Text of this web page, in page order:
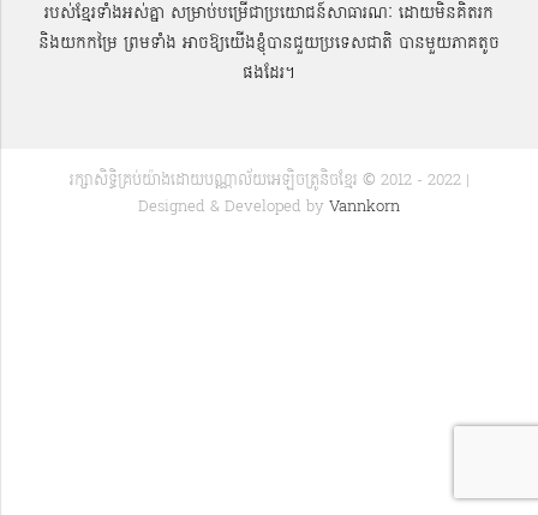
របស់ខ្មែរទាំងអស់គ្នា សម្រាប់បម្រើជាប្រយោជន៍សាធារណៈ ដោយមិនគិតរក
និងយកកម្រៃ ព្រមទាំង អាចឱ្យយើងខ្ញុំបានជួយប្រទេសជាតិ បានមួយភាគតូច
ផងដែរ។
រក្សាសិទ្ធិគ្រប់យ៉ាងដោយបណ្ណាល័យអេឡិចត្រូនិចខ្មែរ © 2012 - 2022 |
Designed & Developed by Vannkorn